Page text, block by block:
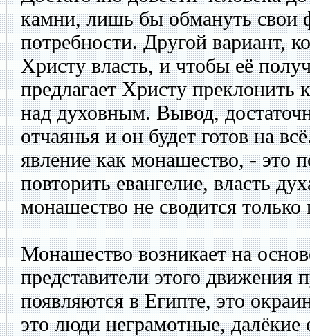
камни, лишь бы обмануть свои
потребности. Другой вариант,
Христу власть, и чтобы её
предлагает Христу преклонить
над духовным. Вывод,
отчаянья и он будет готов на
явление как монашество, - это
повторить евангелие, власть
монашество не сводится только
Монашество возникает на
представители этого движения
появляются в Египте, это
это люди неграмотные, далёкие